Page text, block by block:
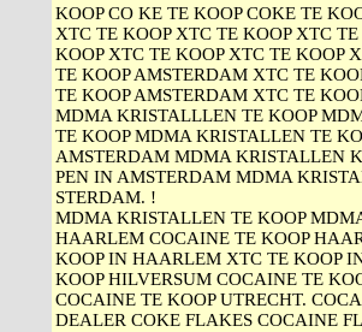
KOOP CO KE TE KOOP COKE TE
XTC TE KOOP XTC TE KOOP XTC
KOOP XTC TE KOOP XTC TE KOOP
TE KOOP AMSTERDAM XTC TE
TE KOOP AMSTERDAM XTC TE
MDMA KRISTALLLEN TE KOOP
TE KOOP MDMA KRISTALLEN TE
AMSTERDAM MDMA KRISTALLEN
PEN IN AMSTERDAM MDMA
STERDAM. !
MDMA KRISTALLEN TE KOOP
HAARLEM COCAINE TE KOOP
KOOP IN HAARLEM XTC TE KOOP
KOOP HILVERSUM COCAINE TE
COCAINE TE KOOP UTRECHT.
DEALER COKE FLAKES COCAINE